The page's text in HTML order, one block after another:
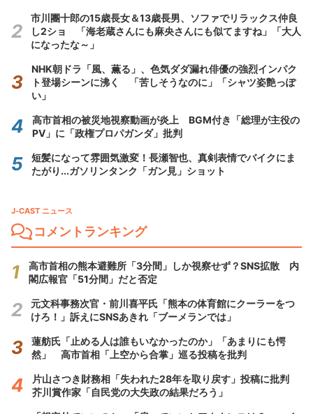
市川團十郎の15歳長女＆13歳長男、ソファでリラックス仲良
し2ショ 「海老蔵さんにも麻央さんにも似てますね」「大人
になったな～」
NHK朝ドラ「風、薫る」、色気ダダ漏れ俳優の強烈インパク
ト登場シーンに沸く 「苦しそうなのに」「シャツ姿艶っぽ
い」
高市首相の被災地視察動画が炎上 BGM付き「総理が主役の
PV」に「政権プロパガンダ」批判
短髪になって雰囲気激変！長瀬智也、真剣表情でバイクにま
たがり...ガソリンタンク「ガン見」ショット
J-CAST ニュース
コメントランキング
高市首相の熊本避難所「3分間」しか視察せず？SNS拡散 内
閣広報官「51分間」だと否定
元文科事務次官・前川喜平氏「熊本の体育館にクーラーをつ
けろ！」訴えにSNSあきれ「ブーメランでは」
蓮舫氏「止める人は誰もいなかったのか」「あまりにも愕
然」 高市首相「上空から合掌」巡る投稿を批判
片山さつき財務相「失われた28年を取り戻す」投稿に批判
芥川賞作家「自民党の大失政の結果だろう」